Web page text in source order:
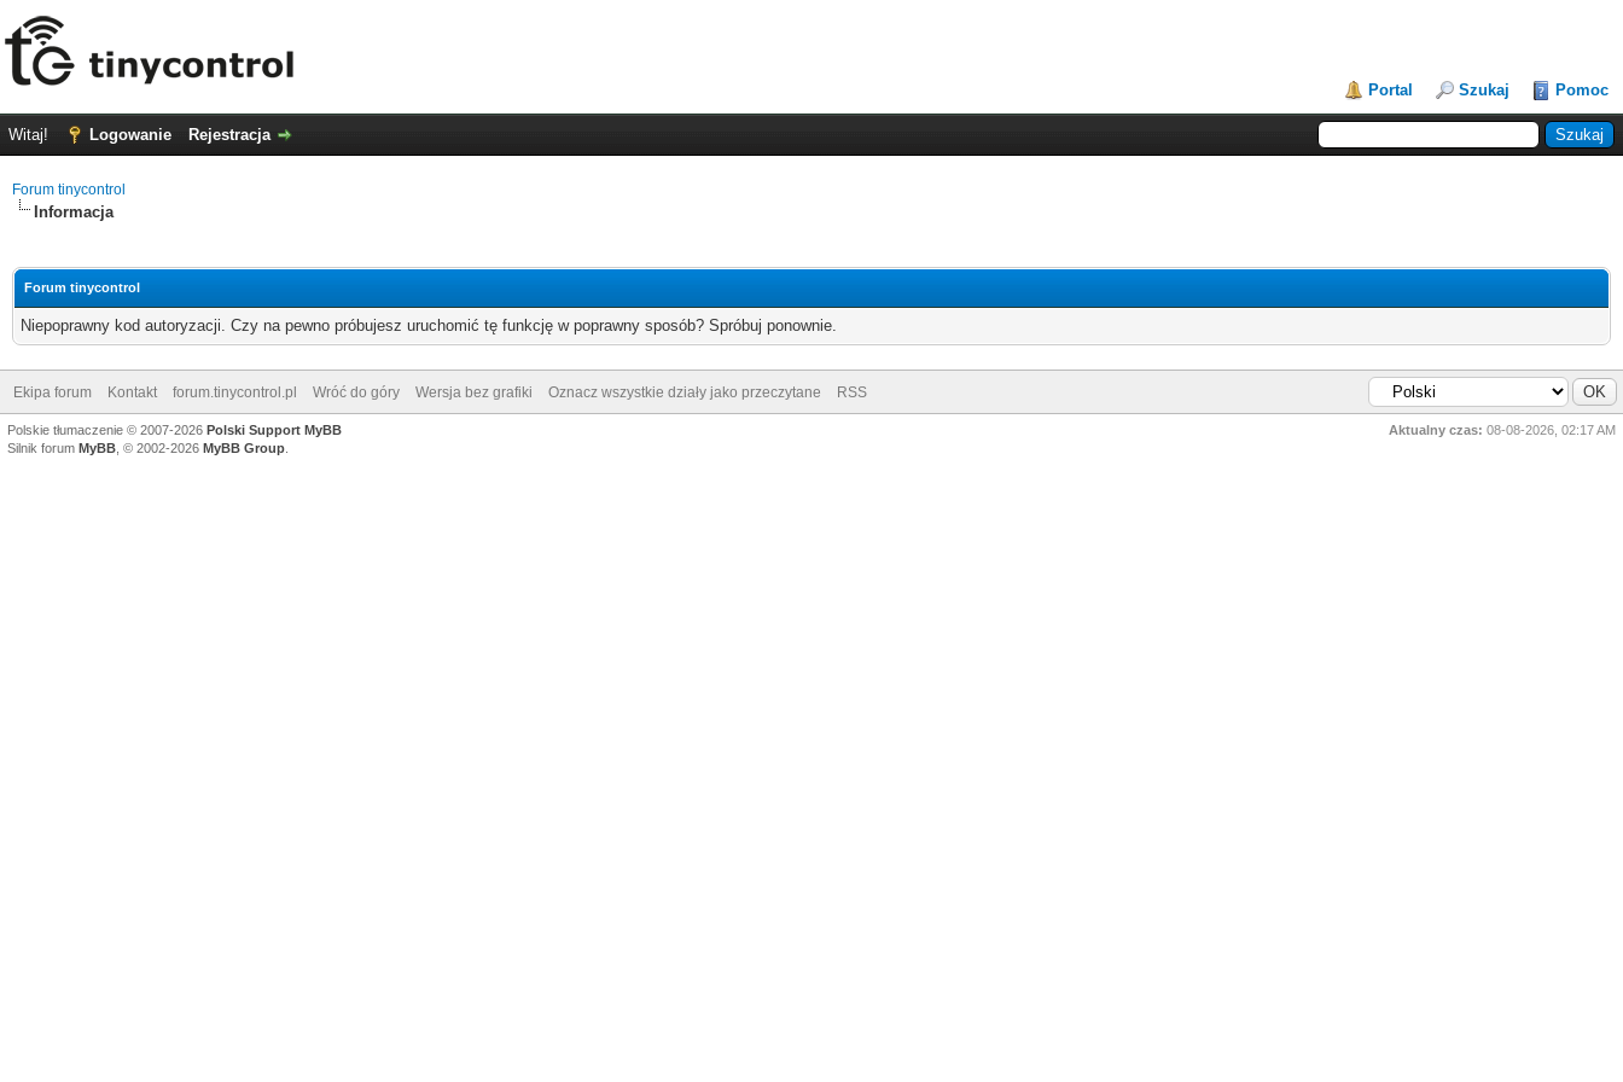
Portal Szukaj Pomoc
Witaj! Logowanie Rejestracja
Forum tinycontrol
Informacja
Forum tinycontrol
Niepoprawny kod autoryzacji. Czy na pewno próbujesz uruchomić tę funkcję w poprawny sposób? Spróbuj ponownie.
Ekipa forum Kontakt forum.tinycontrol.pl Wróć do góry Wersja bez grafiki Oznacz wszystkie działy jako przeczytane RSS
Aktualny czas: 08-08-2026, 02:17 AM
Polskie tłumaczenie © 2007-2026 Polski Support MyBB
Silnik forum MyBB , © 2002-2026 MyBB Group